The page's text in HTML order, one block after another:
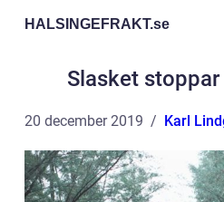
HALSINGEFRAKT.se
Slasket
20 december 2019 Karl